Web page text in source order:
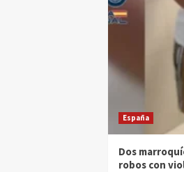
España
Dos
robos con